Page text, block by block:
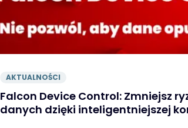
AKTUALNOŚCI
Falcon Device Control: Zmniejsz
danych dzięki inteligentniejszej